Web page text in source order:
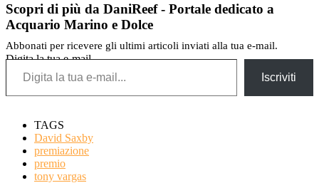
Scopri di più da DaniReef - Portale dedicato a
Acquario Marino e Dolce
Abbonati per ricevere gli ultimi articoli inviati alla tua e-mail.
Digita la tua e-mail...
Iscriviti
TAGS
David Saxby
premiazione
premio
tony vargas